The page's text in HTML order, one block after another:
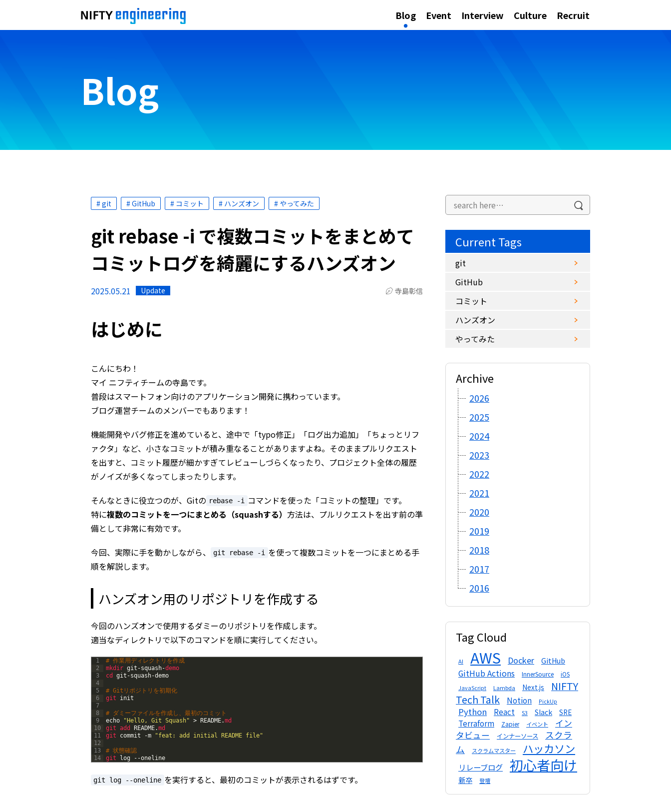
Blog Event Interview Culture Recruit
Blog
# git # GitHub # コミット # ハンズオン # やってみた
git rebase -i で複数コミットをまとめて
コミットログを綺麗にするハンズオン
2025.05.21 Update 寺島彰信
はじめに
こんにちわ！
マイ ニフティチームの寺島です。
普段はスマートフォン向けのアプリケーション開発に携わっています。
ブログ運営チームのメンバーでもあります！
機能開発やバグ修正を進めていると、途中で「typo修正」「ログ出力追加」「ちょっとリフ
ァクタ」など、小さなコミットが積み重なることがありますよね。そのままプルリクエスト
を出すと、コミット履歴が細かすぎてレビューしづらくなったり、プロジェクト全体の履歴
がノイズが多くなってしまったりします。
そんなときに役立つのが、Gitの rebase -i
コマンドを使った「コミットの整理」です。
特に複数のコミットを一つにまとめる（squashする） 方法は、プルリクエストを出す前の準
備として非常に有効です。
今回、実際に手を動かしながら、
git rebase -i
を使って複数コミットを一つにまとめる手
順を解説します。
ハンズオン用のリポジトリを作成する
今回のハンズオンで使用するダミーのリポジトリを作成します。
適当なディレクトリで以下のコマンドを順に実行してください。
1
2
3
4
5
6
7
8
9
10
11
12
13
14
# 作業用ディレクトリを作成
mkdir git -squash-demo
cd git -squash-demo
# Gitリポジトリを初期化
git init
# ダミーファイルを作成し、最初のコミット
echo
"Hello, Git Squash" > README.md
git add README.md
git commit -m "feat: add initial README file"
# 状態確認
git
log --oneline
git log --oneline を実行すると、最初のコミットが表示されるはずです。
Current Tags
git
GitHub
コミット
ハンズオン
やってみた
Archive
2026
2025
2024
2023
2022
2021
2020
2019
2018
2017
2016
Tag Cloud
AI AWS Docker GitHub
GitHub Actions InnerSource iOS
JavaScript Lambda Next.js
NIFTY
Tech Talk
Notion PickUp
Python React S3 Slack SRE
Terraform Zapier イベント
イン
タビュー
インナーソース
スクラ
ム
スクラムマスター ハッカソン
リレーブログ 初心者向け
新卒 登壇